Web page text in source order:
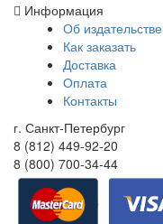
Информация
Об издательстве
Как заказать
Доставка
Оплата
Контакты
г. Санкт-Петербург
8 (812) 449-92-20
8 (800) 700-34-44